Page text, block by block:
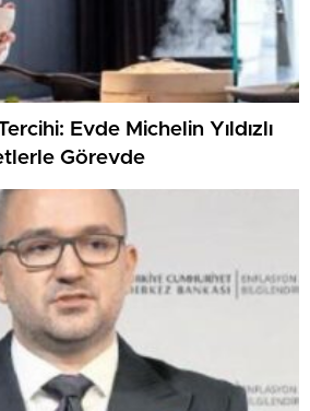
Evde Michelin Yıldızlı
Görevde